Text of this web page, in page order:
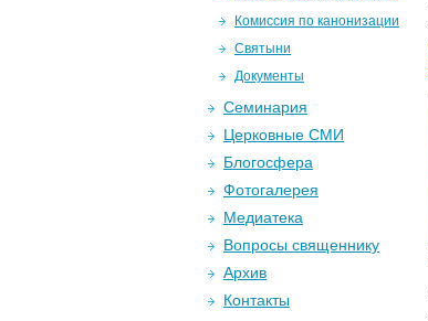
Комиссия по канонизации
Святыни
Документы
Семинария
Церковные СМИ
Блогосфера
Фотогалерея
Медиатека
Вопросы священнику
Архив
Контакты